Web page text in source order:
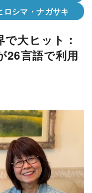
ロシマ・ナガサキ
大ヒット：
26言語で利用